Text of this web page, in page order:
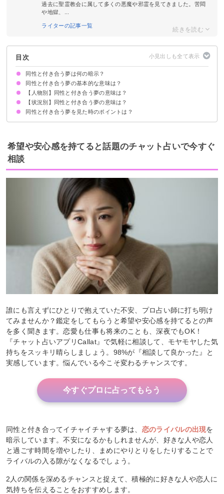
過去に聖霊教会に属して多くの悪魔や邪霊を見てきました。苦悶
や地獄、...
ライターの記事一覧
目次
同性と付き合う夢は何の暗示？
同性と付き合う夢の基本的な意味は？
対人運・恋愛運の上昇を暗示
状況によって意味が決まる
【人物別】同性と付き合う夢の意味は？
知らない同性と付き合う夢【吉夢】
同性の友達と付き合う夢【吉夢】
同性の芸能人と付き合う夢【吉夢】
同性の年上の人と付き合う夢【吉夢】
【状況別】同性と付き合う夢の意味は？
同性と付き合って別れる夢【警告夢】
恋人がいるのに同性と付き合う夢【吉夢】
同性と付き合ってイチャイチャする夢【警告夢】
同性と付き合って喧嘩する夢【吉夢】
同性と付き合う夢を見た時のポイントは？
恋愛や人脈拡大に積極的になってみる
吉夢なら話さず警告夢や凶夢は人に話す
希望や安心感を持てると話題のチャット占いで今すぐ
相談
誰にも言えずにひとりで抱えていた不安、プロ占い師に打ち明け
てみませんか？鑑定をしてもらうと希望や安心感を持てるとの声
を多く聞きます。恋愛も仕事も将来のことも、深夜でもOK！
『チャット占いアプリCallat』で気軽に相談して、モヤモヤした気
持ちをスッキリ晴らしましょう。98%が『相談して良かった』と
実感しています。悩んでいる今こそ変わるチャンスです。
今すぐプロに占ってもらう
同性と付き合ってイチャイチャする夢は、 恋のライバルの出現を
暗示しています。不安になるかもしれませんが、好きな人や恋人
と過ごす時間を増やしたり、まめにやりとりをしたりすることで
ライバルの入る隙がなくなるでしょう。
2人の関係を深めるチャンスと捉えて、積極的に好きな人や恋人に
気持ちを伝えることをおすすめします。